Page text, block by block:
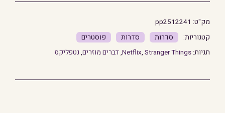
מק"ט: pp2512241
סדרות סדרות פוסטרים
תגיות: Netflix, Stranger Things
,דברים מוזרים, נטפליקס